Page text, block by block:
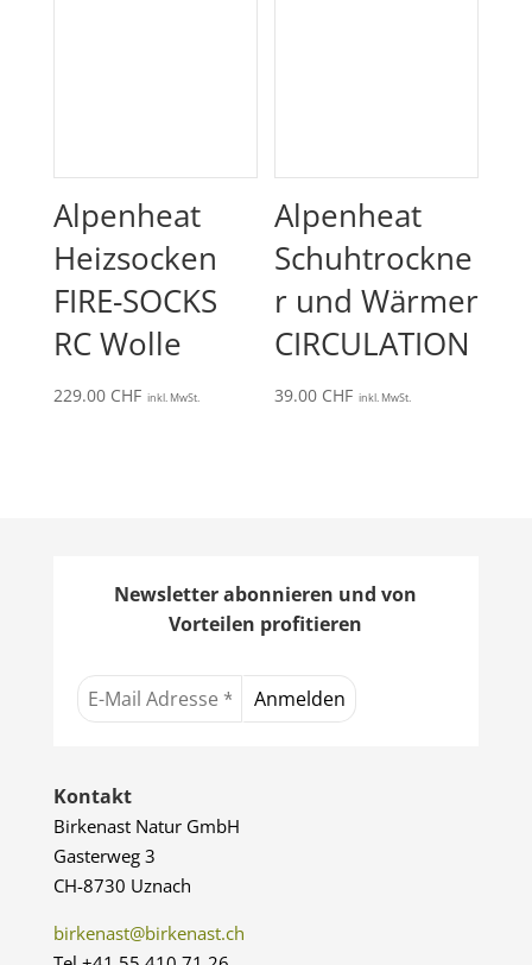
Alpenheat
Heizsocken
FIRE-SOCKS
RC Wolle
229.00 CHF inkl. MwSt.
Alpenheat
Schuhtrockne
r und Wärmer
CIRCULATION
39.00 CHF inkl. MwSt.
Newsletter abonnieren und von
Vorteilen profitieren
Kontakt
Birkenast Natur GmbH
Gasterweg 3
CH-8730 Uznach
birkenast@birkenast.ch